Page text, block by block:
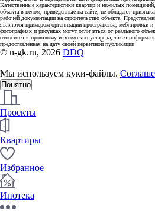
Качественные характеристики квартир и нежилых
объекта в целом, приведенные на сайте, не обладают
рабочей документации на строительство объекта.
являются примером организации пространства, меблировки
фотографиях и рисунках могут отличаться от реального
относится к прошлому и возможно устарела, такая
предоставленная на дату своей первичной публикации
© n-gk.ru, 2026 DDQ
Мы используем куки-файлы.
Понятно
Проекты
Квартиры
Избранное
Ипотека